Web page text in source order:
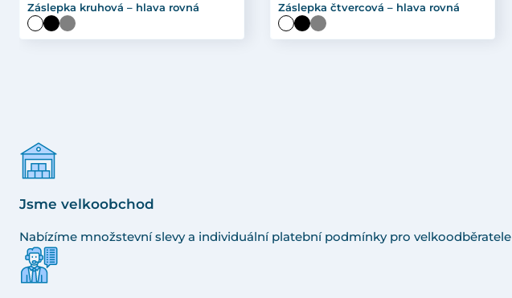
Záslepka kruhová – hlava rovná Záslepka čtvercová – hlava rovná
Jsme velkoobchod
Nabízíme množstevní slevy a individuální platební podmínky pro velkoodběratele